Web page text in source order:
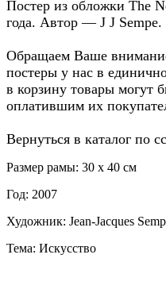
Постер из обложки The
года. Автор — J J Sempe.
Обращаем Ваше
постеры у нас в
в корзину товары могут
оплатившим их
Вернуться в каталог по
Размер рамы: 30 x 40 см
Год: 2007
Художник: Jean-Jacques
Тема: Искусство